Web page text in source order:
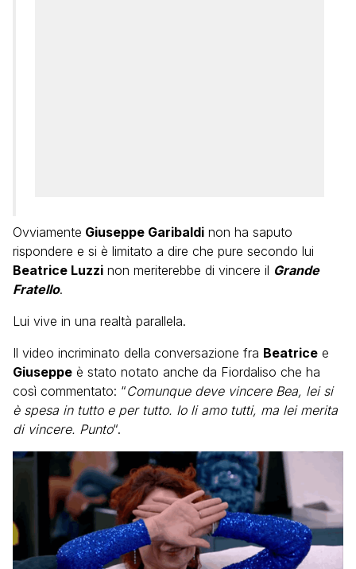
Ovviamente Giuseppe Garibaldi non ha saputo
rispondere e si è limitato a dire che pure secondo lui
Beatrice Luzzi non meriterebbe di vincere il Grande
Fratello.
Lui vive in una realtà parallela.
Il video incriminato della conversazione fra Beatrice e
Giuseppe è stato notato anche da Fiordaliso che ha
così commentato: “Comunque deve vincere Bea, lei si
è spesa in tutto e per tutto. Io li amo tutti, ma lei merita
di vincere. Punto“.